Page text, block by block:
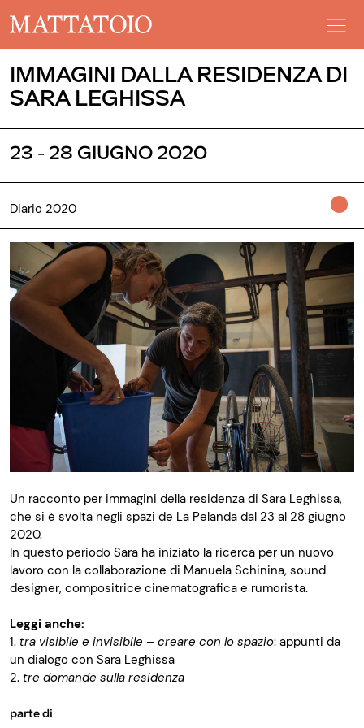
IMMAGINI DALLA RESIDENZA DI
SARA LEGHISSA
23 - 28 GIUGNO 2020
Diario 2020
Un racconto per immagini della residenza di Sara Leghissa,
che si è svolta negli spazi de La Pelanda dal 23 al 28 giugno
2020.
In questo periodo Sara ha iniziato la ricerca per un nuovo
lavoro con la collaborazione di Manuela Schinina, sound
designer, compositrice cinematografica e rumorista.
Leggi anche:
1. tra visibile e invisibile – creare con lo spazio: appunti da
un dialogo con Sara Leghissa
2. tre domande sulla residenza
parte di